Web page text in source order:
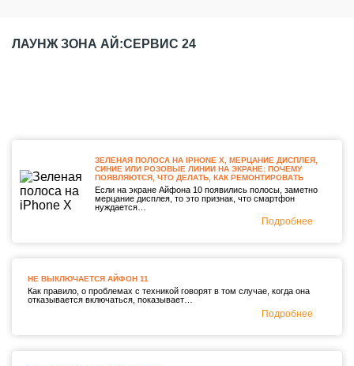
ЛАУНЖ ЗОНА АЙ:СЕРВИС 24
ЗЕЛЕНАЯ ПОЛОСА НА IPHONE X, МЕРЦАНИЕ ДИСПЛЕЯ,
СИНИЕ ИЛИ РОЗОВЫЕ ЛИНИИ НА ЭКРАНЕ: ПОЧЕМУ
ПОЯВЛЯЮТСЯ, ЧТО ДЕЛАТЬ, КАК РЕМОНТИРОВАТЬ
Если на экране Айфона 10 появились полосы, заметно
мерцание дисплея, то это признак, что смартфон
нуждается…
Подробнее
НЕ ВЫКЛЮЧАЕТСЯ АЙФОН 11
Как правило, о проблемах с техникой говорят в том случае, когда она
отказывается включаться, показывает…
Подробнее